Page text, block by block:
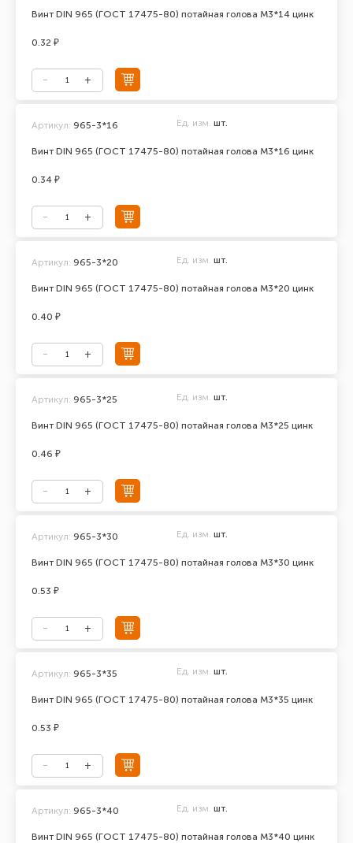
Винт DIN 965 (ГОСТ 17475-80) потайная голова М3*14 цинк
0.32 ₽
Винт DIN 965 (ГОСТ 17475-80) потайная голова М3*16 цинк
Артикул: 965-3*16 Ед. изм. шт.
0.34 ₽
Винт DIN 965 (ГОСТ 17475-80) потайная голова М3*20 цинк
Артикул: 965-3*20 Ед. изм. шт.
0.40 ₽
Винт DIN 965 (ГОСТ 17475-80) потайная голова М3*25 цинк
Артикул: 965-3*25 Ед. изм. шт.
0.46 ₽
Винт DIN 965 (ГОСТ 17475-80) потайная голова М3*30 цинк
Артикул: 965-3*30 Ед. изм. шт.
0.53 ₽
Винт DIN 965 (ГОСТ 17475-80) потайная голова М3*35 цинк
Артикул: 965-3*35 Ед. изм. шт.
0.53 ₽
Винт DIN 965 (ГОСТ 17475-80) потайная голова М3*40 цинк
Артикул: 965-3*40 Ед. изм. шт.